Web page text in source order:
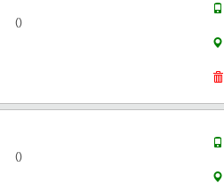
()
()